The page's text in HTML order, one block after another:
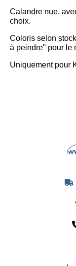
Calandre nue,
choix.
Coloris selon
à peindre" pour le
Uniquement pour
